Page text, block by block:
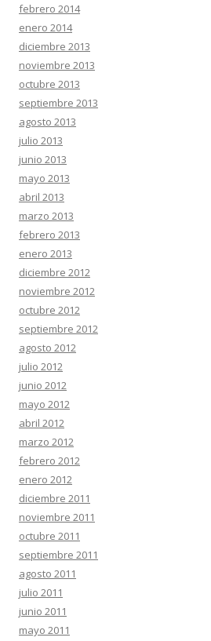
febrero 2014
enero 2014
diciembre 2013
noviembre 2013
octubre 2013
septiembre 2013
agosto 2013
julio 2013
junio 2013
mayo 2013
abril 2013
marzo 2013
febrero 2013
enero 2013
diciembre 2012
noviembre 2012
octubre 2012
septiembre 2012
agosto 2012
julio 2012
junio 2012
mayo 2012
abril 2012
marzo 2012
febrero 2012
enero 2012
diciembre 2011
noviembre 2011
octubre 2011
septiembre 2011
agosto 2011
julio 2011
junio 2011
mayo 2011